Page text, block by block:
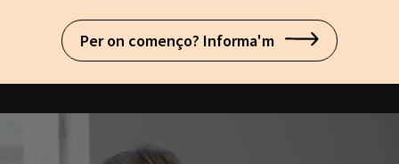
Per on començo? Informa'm